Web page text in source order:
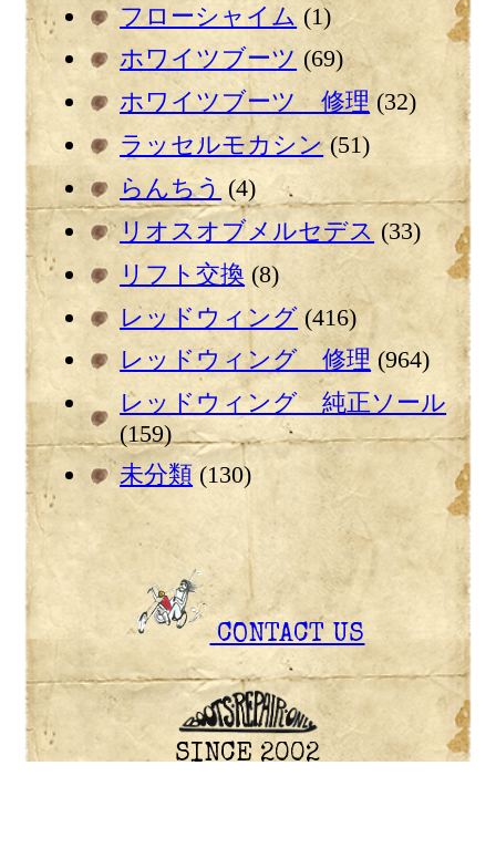
フローシャイム (1)
ホワイツブーツ (69)
ホワイツブーツ 修理(32)
ラッセルモカシン(51)
らんちう (4)
リオスオブメルセデス (33)
リフト交換 (8)
レッドウィング (416)
レッドウィング 修理 (964)
レッドウィング 純正ソール
(159)
未分類 (130)
CONTACT US
SINCE 2002